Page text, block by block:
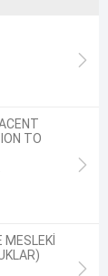
TO
MESLEKİ